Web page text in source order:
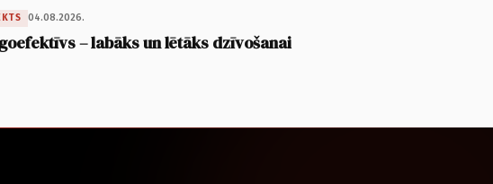
04.08.2026.
– labāks un lētāks dzīvošanai